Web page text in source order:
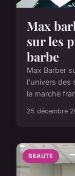
Max
sur les
barbe
Max Barber
l'univers des
le marché
25 décembre
BEAUTE